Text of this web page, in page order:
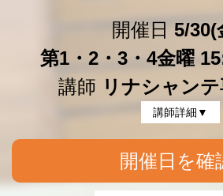
開催日 5/30(
第1・2・3・4金曜
講師 リナシャン
講師詳細▼
開催日を確